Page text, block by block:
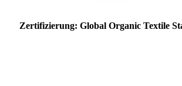
Zertifizierung: Global Organic Textile